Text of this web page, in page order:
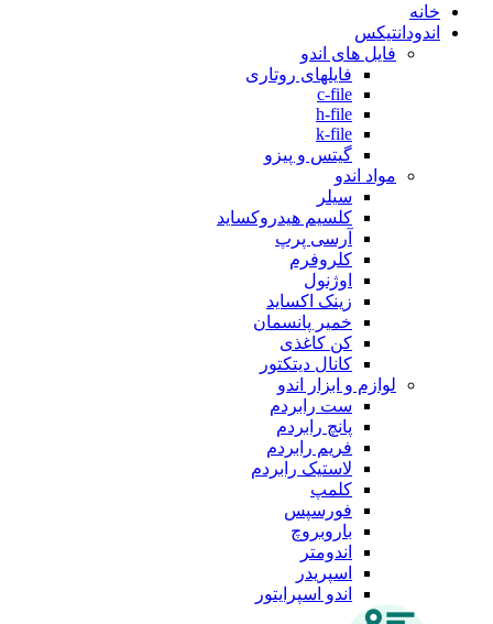
خانه
اندودانتیکس
فایل های اندو
فایلهای روتاری
c-file
h-file
k-file
گیتس و پیزو
مواد اندو
سیلر
کلسیم هیدروکساید
آرسی پرپ
کلروفرم
اوژنول
زینک اکساید
خمیر پانسمان
کن کاغذی
کانال دیتکتور
لوازم و ابزار اندو
ست رابردم
پانچ رابردم
فریم رابردم
لاستیک رابردم
کلمپ
فورسپس
باروبروچ
اندومتر
اسپریدر
اندو اسپرایتور